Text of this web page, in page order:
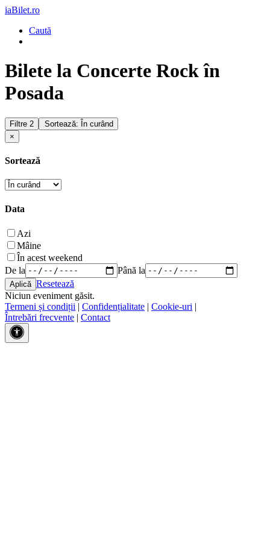
iaBilet.ro
Caută
Bilete la Concerte Rock în
Posada
Filtre 2
Sortează: În curând
×
Sortează
Data
Azi
Mâine
În acest weekend
De la
Până la
Resetează
Niciun eveniment găsit.
Termeni și condiții | Confidențialitate | Cookie-uri |
Întrebări frecvente | Contact